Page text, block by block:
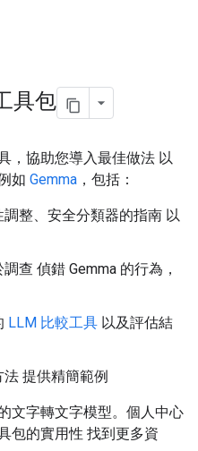
具包
，協助您導入最佳做法 以
如 Gemma ，包括：
整、安全分類器的指南 以
調查 偵錯 Gemma 的行為，
LLM 比較工具 以及評估結
法 提供精簡範例
文字轉文字模型。個人中心
包的實用性 找到更多資